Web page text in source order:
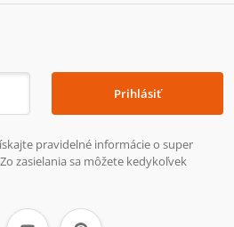
Prihlásiť
pravidelné informácie o super
zasielania sa môžete kedykoľvek